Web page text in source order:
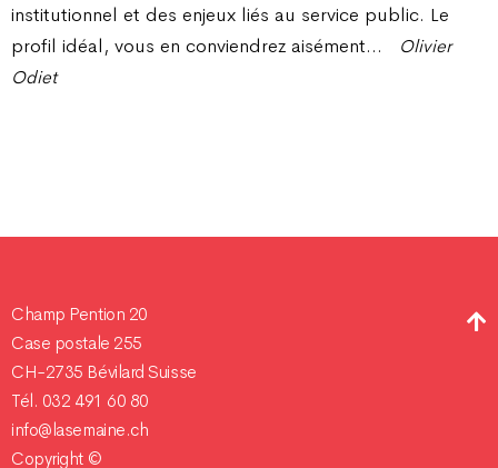
institutionnel et des enjeux liés au service public. Le
profil idéal, vous en conviendrez aisément…
Olivier
Odiet
Champ Pention 20
Case postale 255
CH-2735 Bévilard Suisse
Tél. 032 491 60 80
info@lasemaine.ch
Copyright ©